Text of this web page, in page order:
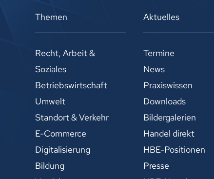
Themen
Recht, Arbeit &
Soziales
Betriebswirtschaft
Umwelt
Standort & Verkehr
E-Commerce
Digitalisierung
Bildung
Aktuelles
Termine
News
Praxiswissen
Downloads
Bildergalerien
Handel direkt
HBE-Positionen
Presse